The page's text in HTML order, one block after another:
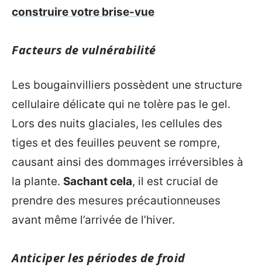
construire votre brise-vue
Facteurs de vulnérabilité
Les bougainvilliers possèdent une structure
cellulaire délicate qui ne tolère pas le gel.
Lors des nuits glaciales, les cellules des
tiges et des feuilles peuvent se rompre,
causant ainsi des dommages irréversibles à
la plante. Sachant cela, il est crucial de
prendre des mesures précautionneuses
avant même l’arrivée de l’hiver.
Anticiper les périodes de froid